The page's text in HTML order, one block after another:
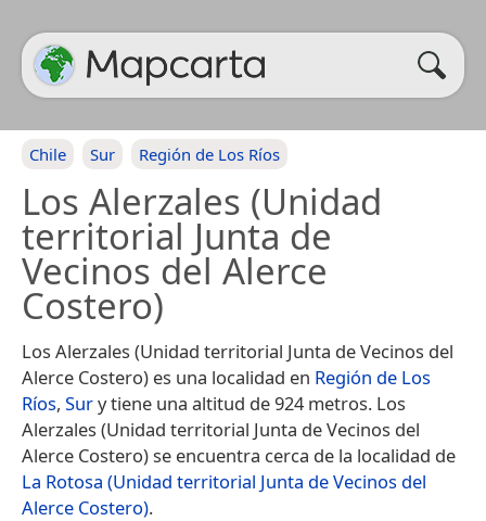
Chile Sur Región de Los Ríos
Los Alerzales (Unidad
territorial Junta de
Vecinos del Alerce
Costero)
Los Alerzales (Unidad territorial Junta de Vecinos del
Alerce Costero) es una localidad en Región de Los
Ríos, Sury tiene una altitud de 924 metros. Los
Alerzales (Unidad territorial Junta de Vecinos del
Alerce Costero) se encuentra cerca de la localidad de
La Rotosa (Unidad territorial Junta de Vecinos del
Alerce Costero).